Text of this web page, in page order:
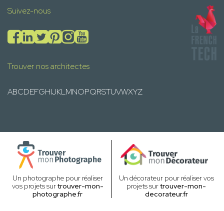
Suivez-nous
Trouver nos architectes
ABCDEFGHIJKLMNOPQRSTUVWXYZ
Un photographe pour réaliser
vos projets surtrouver-mon-
photographe.fr
Un décorateur pour réaliser vos
projets surtrouver-mon-
decorateur.fr